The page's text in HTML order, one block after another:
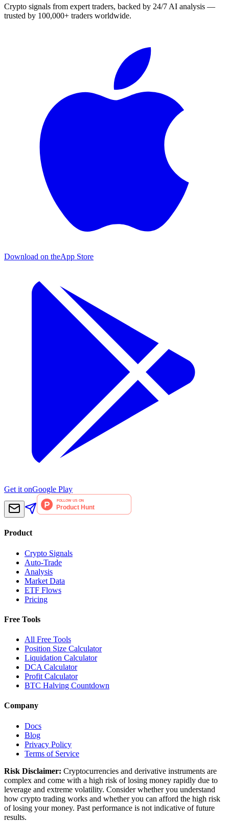
Crypto signals from expert traders, backed by 24/7 AI analysis —
trusted by 100,000+ traders worldwide.
Download on theApp Store
Get it onGoogle Play
Product
Crypto Signals
Auto-Trade
Analysis
Market Data
ETF Flows
Pricing
Free Tools
All Free Tools
Position Size Calculator
Liquidation Calculator
DCA Calculator
Profit Calculator
BTC Halving Countdown
Company
Docs
Blog
Privacy Policy
Terms of Service
Risk Disclaimer: Cryptocurrencies and derivative instruments are
complex and come with a high risk of losing money rapidly due to
leverage and extreme volatility. Consider whether you understand
how crypto trading works and whether you can afford the high risk
of losing your money. Past performance is not indicative of future
results.